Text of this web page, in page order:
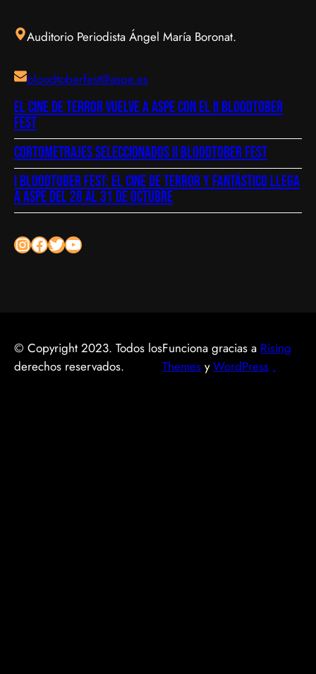
Auditorio Periodista Ángel María Boronat.
bloodtoberfest@aspe.es
El cine de terror vuelve a Aspe con el II Bloodtober
Fest
Cortometrajes seleccionados II bloodtober fest
I Bloodtober Fest: El cine de terror y fantástico llega
a Aspe del 28 al 31 de octubre
InstagramFacebook Twitter YouTube
© Copyright 2023. Todos los
derechos reservados.
Funciona gracias a Rising
Themes yWordPress .